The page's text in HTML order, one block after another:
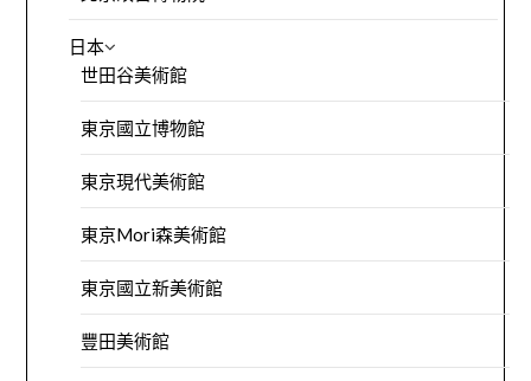
日本
世田谷美術館
東京國立博物館
東京現代美術館
東京Mori森美術館
東京國立新美術館
豐田美術館